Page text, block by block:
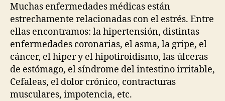
Muchas enfermedades médicas están
estrechamente relacionadas con el estrés. Entre
ellas encontramos: la hipertensión, distintas
enfermedades coronarias, el asma, la gripe, el
cáncer, el hiper y el hipotiroidismo, las úlceras
de estómago, el síndrome del intestino irritable,
Cefaleas, el dolor crónico, contracturas
musculares, impotencia, etc.